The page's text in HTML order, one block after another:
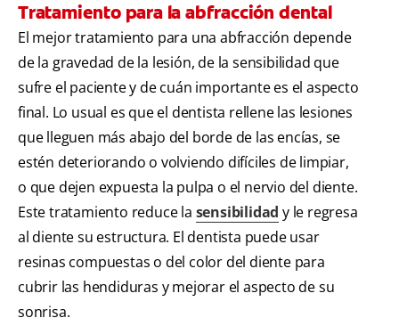
Tratamiento para la abfracción dental
El mejor tratamiento para una abfracción depende
de la gravedad de la lesión, de la sensibilidad que
sufre el paciente y de cuán importante es el aspecto
final. Lo usual es que el dentista rellene las lesiones
que lleguen más abajo del borde de las encías, se
estén deteriorando o volviendo difíciles de limpiar,
o que dejen expuesta la pulpa o el nervio del diente.
Este tratamiento reduce la sensibilidad y le regresa
al diente su estructura. El dentista puede usar
resinas compuestas o del color del diente para
cubrir las hendiduras y mejorar el aspecto de su
sonrisa.